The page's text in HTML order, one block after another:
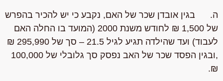
ה. בגין אובדן שכר של האם, נקבע כי יש להכיר בהפרש
של 1,500 ₪ לחודש משנת 2000 (המועד בו החלה האם
לעבוד) ועד שהילדה תגיע לגיל 21.5 – סך של 295,990 ₪
,ובגין הפסד שכר של האב נפסק סך גלובלי של 100,000
₪.